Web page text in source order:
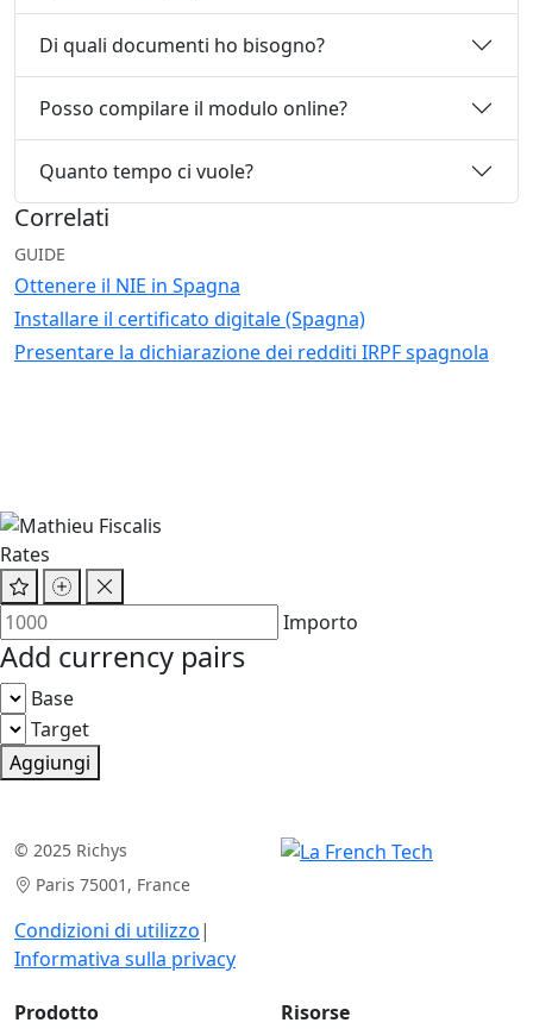
Di quali documenti ho bisogno?
Posso compilare il modulo online?
Quanto tempo ci vuole?
Correlati
GUIDE
Ottenere il NIE in Spagna
Installare il certificato digitale (Spagna)
Presentare la dichiarazione dei redditi IRPF spagnola
Rates
Importo
Add currency pairs
Base
Target
Aggiungi
© 2025 Richys
Paris 75001, France
Condizioni di utilizzo|
Informativa sulla privacy
Prodotto Risorse